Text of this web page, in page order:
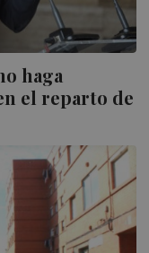
haga
el reparto de